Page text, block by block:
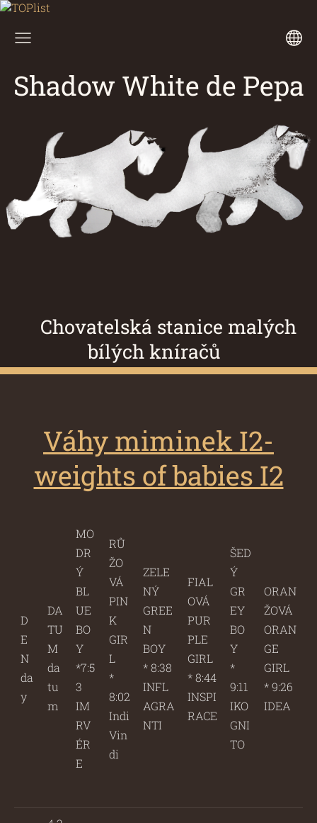
Shadow White de Pepa
Chovatelská stanice malých
bílých kníračů
Váhy miminek I2-
weights of babies I2
D
E
N
da
y
DA
TU
M
da
tu
m
MO
DR
Ý
BL
UE
BO
Y
*7:5
3
IM
RV
ÉR
E
RŮ
ŽO
VÁ
PIN
K
GIR
L
*
8:02
Indi
Vin
di
ZELE
NÝ
GREE
N
BOY
* 8:38
INFL
AGRA
NTI
FIAL
OVÁ
PUR
PLE
GIRL
* 8:44
INSPI
RACE
ŠED
Ý
GR
EY
BO
Y
*
9:11
IKO
GNI
TO
ORAN
ŽOVÁ
ORAN
GE
GIRL
* 9:26
IDEA